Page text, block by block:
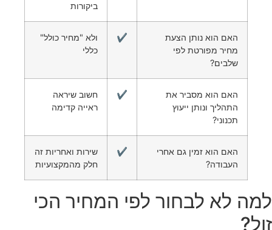
ביקורות
האם הוא נותן הצעת
מחיר מפורטת לפי
שלבים?
✔️
ולא "מחיר כולל"
כללי
האם הוא מסביר את
התהליך ונותן ייעוץ
תכנוני?
✔️
חשוב שיראה
ראייה קדימה
האם הוא זמין גם אחרי
העבודה?
✔️
שירות ואחריות זה
חלק מהמקצועיות
למה לא לבחור לפי המחיר הכי
זול?